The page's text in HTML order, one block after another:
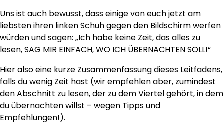
Uns ist auch bewusst, dass einige von euch jetzt am
liebsten ihren linken Schuh gegen den Bildschirm werfen
würden und sagen: „Ich habe keine Zeit, das alles zu
lesen, SAG MIR EINFACH, WO ICH ÜBERNACHTEN SOLL!“
Hier also eine kurze Zusammenfassung dieses Leitfadens,
falls du wenig Zeit hast (wir empfehlen aber, zumindest
den Abschnitt zu lesen, der zu dem Viertel gehört, in dem
du übernachten willst – wegen Tipps und
Empfehlungen!).